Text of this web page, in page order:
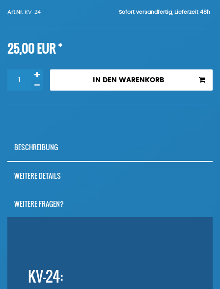
Art.Nr.KV-24 Sofort versandfertig, Lieferzeit 48h
25,00 EUR*
IN DEN WARENKORB
BESCHREIBUNG
WEITERE DETAILS
WEITERE FRAGEN?
KV-24: